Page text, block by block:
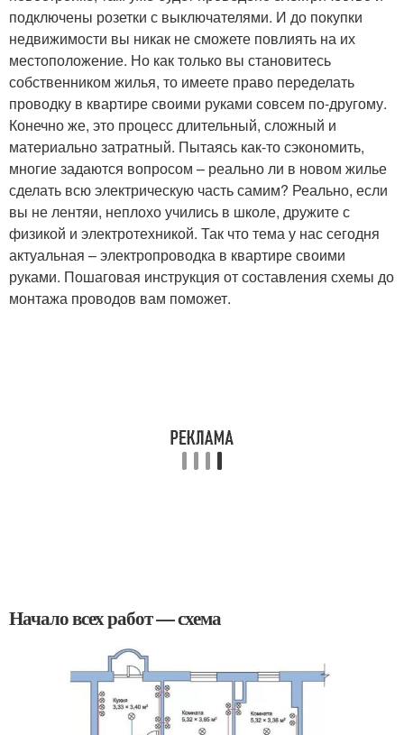
подключены розетки с выключателями. И до покупки
недвижимости вы никак не сможете повлиять на их
местоположение. Но как только вы становитесь
собственником жилья, то имеете право переделать
проводку в квартире своими руками совсем по-другому.
Конечно же, это процесс длительный, сложный и
материально затратный. Пытаясь как-то сэкономить,
многие задаются вопросом – реально ли в новом жилье
сделать всю электрическую часть самим? Реально, если
вы не лентяи, неплохо учились в школе, дружите с
физикой и электротехникой. Так что тема у нас сегодня
актуальная – электропроводка в квартире своими
руками. Пошаговая инструкция от составления схемы до
монтажа проводов вам поможет.
Начало всех работ — схема